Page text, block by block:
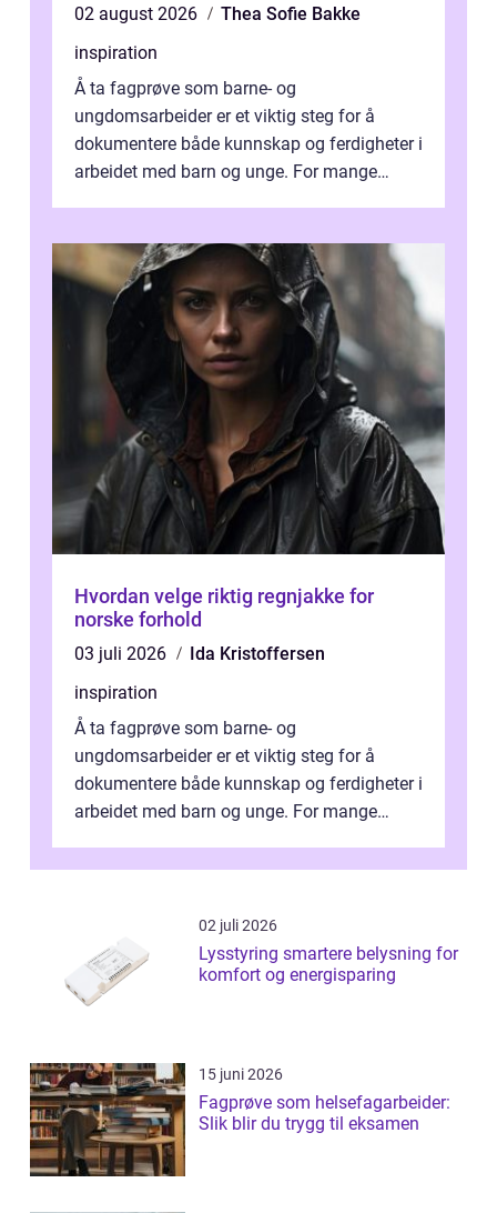
02 august 2026
Thea Sofie Bakke
inspiration
Å ta fagprøve som barne- og
ungdomsarbeider er et viktig steg for å
dokumentere både kunnskap og ferdigheter i
arbeidet med barn og unge. For mange
Hvordan velge riktig regnjakke for
norske forhold
03 juli 2026
Ida Kristoffersen
inspiration
Å ta fagprøve som barne- og
ungdomsarbeider er et viktig steg for å
dokumentere både kunnskap og ferdigheter i
arbeidet med barn og unge. For mange
02 juli 2026
Lysstyring smartere belysning for
komfort og energisparing
15 juni 2026
Fagprøve som helsefagarbeider:
Slik blir du trygg til eksamen